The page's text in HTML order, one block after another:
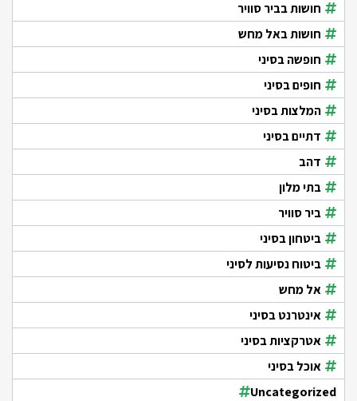
חושות בביר סוויר
חושות באל מחש
חופשה בסיני
חופים בסיני
המלצות בסיני
דתיים בסיני
דהב
בתי מלון
ביר סוויר
ביטחון בסיני
ביטוח נסיעות לסיני
אל מחש
אינטרנט בסיני
אטרקציות בסיני
אוכל בסיני
Uncategorized